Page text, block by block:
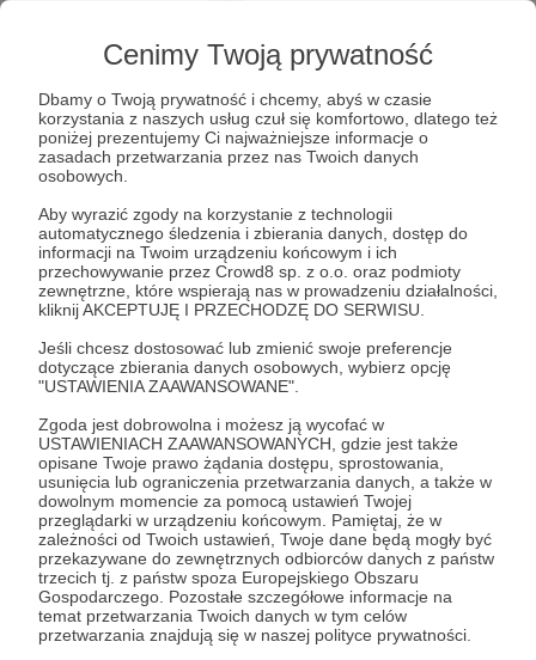
Cenimy Twoją prywatność
Dbamy o Twoją prywatność i chcemy, abyś w czasie
korzystania z naszych usług czuł się komfortowo, dlatego też
poniżej prezentujemy Ci najważniejsze informacje o
zasadach przetwarzania przez nas Twoich danych
osobowych.
Aby wyrazić zgody na korzystanie z technologii
automatycznego śledzenia i zbierania danych, dostęp do
informacji na Twoim urządzeniu końcowym i ich
przechowywanie przez Crowd8 sp. z o.o. oraz podmioty
zewnętrzne, które wspierają nas w prowadzeniu działalności,
kliknij AKCEPTUJĘ I PRZECHODZĘ DO SERWISU.
Jeśli chcesz dostosować lub zmienić swoje preferencje
dotyczące zbierania danych osobowych, wybierz opcję
"USTAWIENIA ZAAWANSOWANE".
Zgoda jest dobrowolna i możesz ją wycofać w
USTAWIENIACH ZAAWANSOWANYCH, gdzie jest także
opisane Twoje prawo żądania dostępu, sprostowania,
usunięcia lub ograniczenia przetwarzania danych, a także w
dowolnym momencie za pomocą ustawień Twojej
przeglądarki w urządzeniu końcowym. Pamiętaj, że w
zależności od Twoich ustawień, Twoje dane będą mogły być
przekazywane do zewnętrznych odbiorców danych z państw
trzecich tj. z państw spoza Europejskiego Obszaru
Gospodarczego. Pozostałe szczegółowe informacje na
temat przetwarzania Twoich danych w tym celów
przetwarzania znajdują się w naszej polityce prywatności.
27.09.2022 ● Brak komentarzy
Czy da się stworzyć magazyn energii, którego pojemność
nie maleje?
magazyn energii elektrownia szczytowo-pompowa
Promowani autorzy
życie warte jest rozmowy
200 patronów 6440 zł miesięcznie
W Polsce codziennie 13 osób odbiera sobie